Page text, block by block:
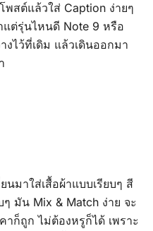
สต์แล้วใส่ Caption ง่ายๆ
แต่รุ่นไหนดี Note 9 หรือ
งไว้ที่เดิม แล้วเดินออกมา
นมาใส่เสื้อผ้าแบบเรียบๆ สี
ๆ มัน Mix & Match ง่าย จะ
ก็ถูก ไม่ต้องหรูก็ได้ เพราะ